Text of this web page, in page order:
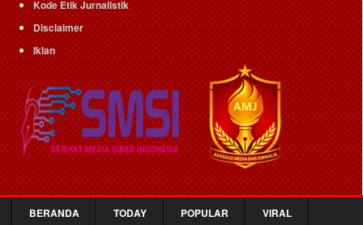
Kode Etik Jurnalistik
Disclaimer
Iklan
BERANDA TODAY POPULAR VIRAL